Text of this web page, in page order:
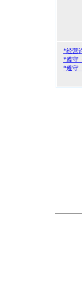
*经营
*遵守
*遵守